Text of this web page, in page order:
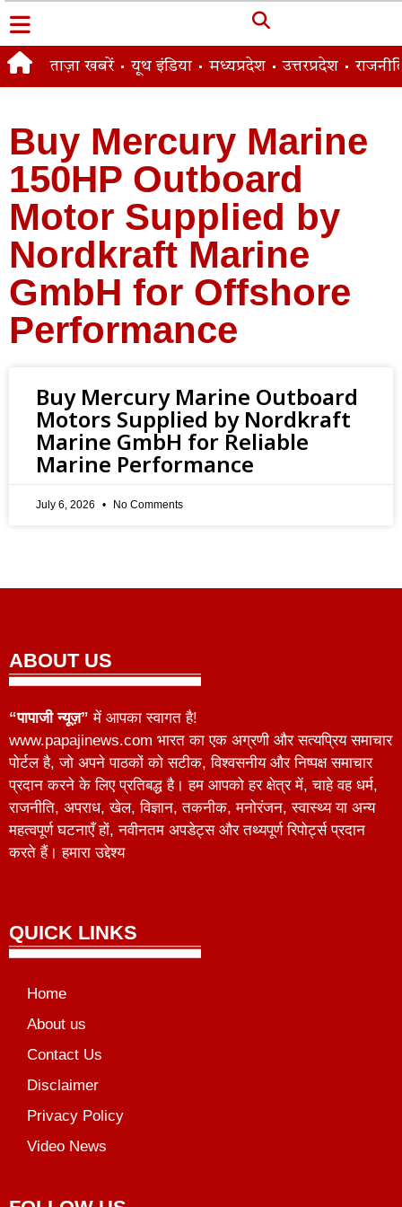
ताज़ा खबरें यूथ इंडिया मध्यप्रदेश उत्तरप्रदेश
Buy Mercury Marine
150HP Outboard
Motor Supplied by
Nordkraft Marine
GmbH for Offshore
Performance
Buy Mercury Marine Outboard
Motors Supplied by Nordkraft
Marine GmbH for Reliable
Marine Performance
July 6, 2026 No Comments
ABOUT US
“पापाजी न्यूज़” में आपका स्वागत है!
www.papajinews.com भारत का एक अग्रणी और सत्यप्रिय समाचार
पोर्टल है, जो अपने पाठकों को सटीक, विश्वसनीय और निष्पक्ष समाचार
प्रदान करने के लिए प्रतिबद्ध है। हम आपको हर क्षेत्र में, चाहे वह धर्म,
राजनीति, अपराध, खेल, विज्ञान, तकनीक, मनोरंजन, स्वास्थ्य या अन्य
महत्वपूर्ण घटनाएँ हों, नवीनतम अपडेट्स और तथ्यपूर्ण रिपोर्ट्स प्रदान
करते हैं। हमारा उद्देश्य
QUICK LINKS
Home
About us
Contact Us
Disclaimer
Privacy Policy
Video News